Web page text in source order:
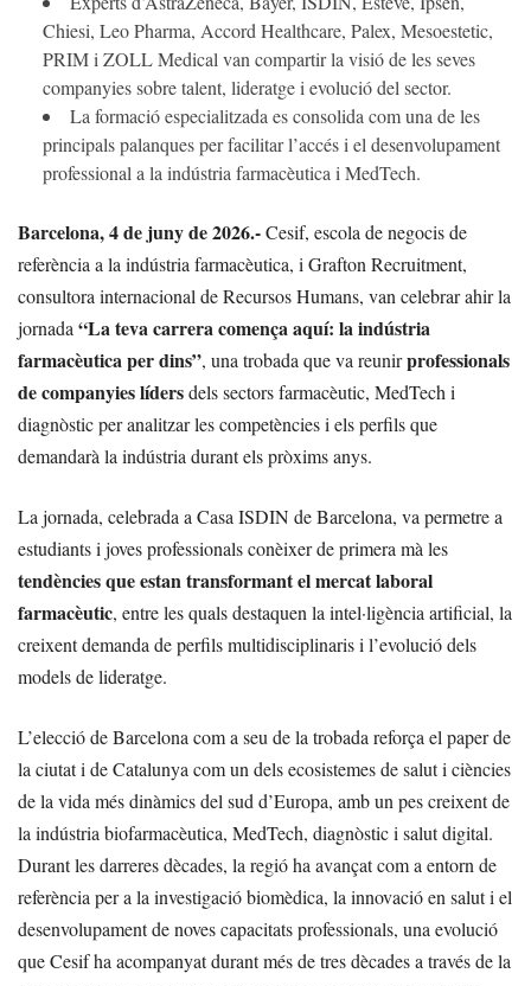
Chiesi, Leo Pharma, Accord Healthcare, Palex, Mesoestetic,
PRIM i ZOLL Medical van compartir la visió de les seves
companyies sobre talent, lideratge i evolució del sector.
La formació especialitzada es consolida com una de les
principals palanques per facilitar l’accés i el desenvolupament
professional a la indústria farmacèutica i MedTech.
Barcelona, 4 de juny de 2026.-Cesif, escola de negocis de
referència a la indústria farmacèutica, i Grafton Recruitment,
consultora internacional de Recursos Humans, van celebrar ahir la
jornada“La teva carrera comença aquí: la indústria
farmacèutica per dins”, una trobada que va reunirprofessionals
de companyies lídersdels sectors farmacèutic, MedTech i
diagnòstic per analitzar les competències i els perfils que
demandarà la indústria durant els pròxims anys.
La jornada, celebrada a Casa ISDIN de Barcelona, va permetre a
estudiants i joves professionals conèixer de primera mà les
tendències que estan transformant el mercat laboral
farmacèutic, entre les quals destaquen la intel·ligència artificial, la
creixent demanda de perfils multidisciplinaris i l’evolució dels
models de lideratge.
L’elecció de Barcelona com a seu de la trobada reforça el paper de
la ciutat i de Catalunya com un dels ecosistemes de salut i ciències
de la vida més dinàmics del sud d’Europa, amb un pes creixent de
la indústria biofarmacèutica, MedTech, diagnòstic i salut digital.
Durant les darreres dècades, la regió ha avançat com a entorn de
referència per a la investigació biomèdica, la innovació en salut i el
desenvolupament de noves capacitats professionals, una evolució
que Cesif ha acompanyat durant més de tres dècades a través de la